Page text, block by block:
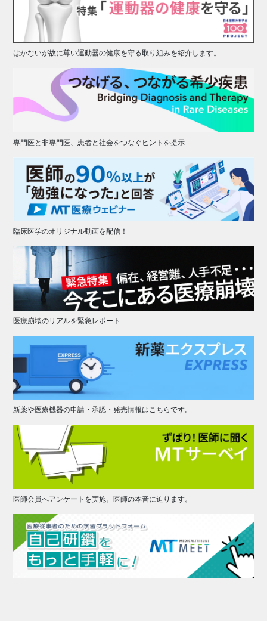
はかないが故に尊い運動器の健康を守る取り組みを紹介します。
専門医と非専門医、患者と社会をつなぐヒントを提示
臨床医学のオリジナル動画を配信！
医療崩壊のリアルを緊急レポート
新薬や医療機器の申請・承認・発売情報はこちらです。
医師会員へアンケートを実施。医師の本音に迫ります。